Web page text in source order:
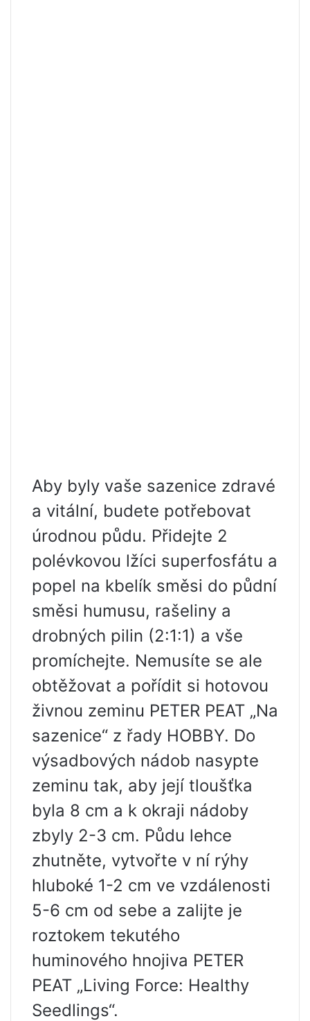
Aby byly vaše sazenice zdravé
a vitální, budete potřebovat
úrodnou půdu. Přidejte 2
polévkovou lžíci superfosfátu a
popel na kbelík směsi do půdní
směsi humusu, rašeliny a
drobných pilin (2:1:1) a vše
promíchejte. Nemusíte se ale
obtěžovat a pořídit si hotovou
živnou zeminu PETER PEAT „Na
sazenice“ z řady HOBBY. Do
výsadbových nádob nasypte
zeminu tak, aby její tloušťka
byla 8 cm a k okraji nádoby
zbyly 2-3 cm. Půdu lehce
zhutněte, vytvořte v ní rýhy
hluboké 1-2 cm ve vzdálenosti
5-6 cm od sebe a zalijte je
roztokem tekutého
huminového hnojiva PETER
PEAT „Living Force: Healthy
Seedlings“.